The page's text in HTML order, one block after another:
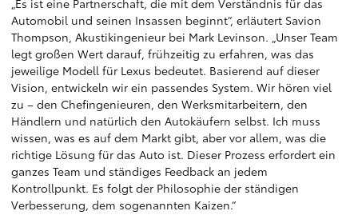
Automobil und seinen Insassen beginnt“, erläutert Savion
Thompson, Akustikingenieur bei Mark Levinson. „Unser Team
legt großen Wert darauf, frühzeitig zu erfahren, was das
jeweilige Modell für Lexus bedeutet. Basierend auf dieser
Vision, entwickeln wir ein passendes System. Wir hören viel
zu – den Chefingenieuren, den Werksmitarbeitern, den
Händlern und natürlich den Autokäufern selbst. Ich muss
wissen, was es auf dem Markt gibt, aber vor allem, was die
richtige Lösung für das Auto ist. Dieser Prozess erfordert ein
ganzes Team und ständiges Feedback an jedem
Kontrollpunkt. Es folgt der Philosophie der ständigen
Verbesserung, dem sogenannten Kaizen.“